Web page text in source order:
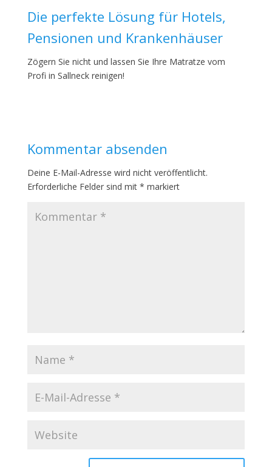
Die perfekte Lösung für Hotels,
Pensionen und Krankenhäuser
Zögern Sie nicht und lassen Sie Ihre Matratze vom
Profi in Sallneck reinigen!
Kommentar absenden
Deine E-Mail-Adresse wird nicht veröffentlicht.
Erforderliche Felder sind mit * markiert